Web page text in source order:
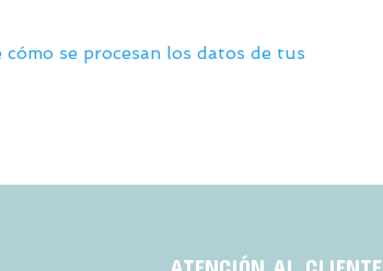
cómo se procesan los datos de tus